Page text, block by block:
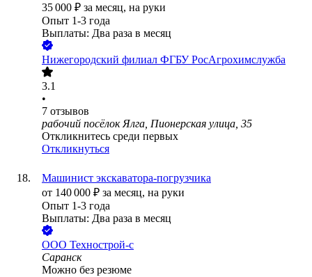
35 000 ₽ за месяц, на руки
Опыт 1-3 года
Выплаты: Два раза в месяц
Нижегородский филиал ФГБУ РосАгрохимслужба
3.1
•
7 отзывов
рабочий посёлок Ялга, Пионерская улица, 35
Откликнитесь среди первых
Откликнуться
Машинист экскаватора-погрузчика
от 140 000 ₽ за месяц, на руки
Опыт 1-3 года
Выплаты: Два раза в месяц
ООО Технострой-с
Саранск
Можно без резюме